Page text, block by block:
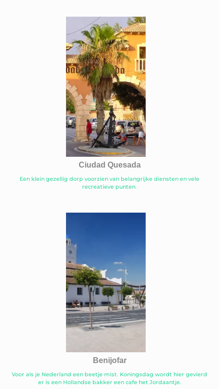
Ciudad Quesada
Een klein gezellig dorp voorzien van belangrijke diensten en vele
recreatieve punten.
Benijofar
Voor als je Nederland een beetje mist. Koningsdag wordt hier gevierd
er is een Hollandse bakker een cafe het Jordaantje.